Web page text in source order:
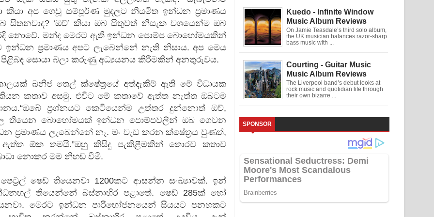
පද පෙළ
පද පෙළ
කියා අප ගෙවූ සම්පූර්ණ මුදලට නියමිත ඉන්ධන ප්‍රමාණය
සිතනවාද? ‘ඔව්’ කියා ඔබ සිතුවත් නිසැක වශයෙන්ම ඔබ
නොවේ. මන්ද මෙරට ඇති ඉන්ධන ‍පොම්ප බොහෝමයකින්
ඉන්ධන ප්‍රමාණය අපට ලැබෙන්නේ නැති නිසාය. අප මෙය
සොයා බලා කරුණු අධ්‍යයනය කිරීමකින් අනතුරුවය.
ඛනිජ තෙල් ක්ෂේත්‍රයේ අත්දැකීම් ඇති මේ විධායක
කියන කතාව අසමු. එවිට මේ කතාවේ ඇත්ත නැත්ත ඔබටම
ප්‍රශ්නයට කෙටියෙන්ම උත්තර දුන්නොත් ඔව්,
තියෙන බොහෝමයක් ඉන්ධන ‍පොම්පවලින් ඔබ ගෙවන
ප්‍රමාණය ලැබෙන්නේ නෑ. මං වැඩ කරන ක්ෂේත්‍රය වුණත්,
ඕක තමයි.”ඔහු කිසිදු පැකිළීමකින් තොරව කතාව
නොකර මම නිහඬ වීමි.
ෂෙඩ් තියෙනවා 1200කට ආසන්න සංඛ්‍යාවක්. ඉන්
තියෙන්නේ බස්නාහිර පළාතේ. ෂෙඩ් 285ක් හෝ
මෙරට ඉන්ධන පාරිභෝජනයෙන් සියයට පනහකට
Kuedo - Infinite Window
Music Album Reviews
On Jamie Teasdale’s third solo album,
the UK musician balances razor-sharp
bass music with ...
Courting - Guitar Music
Music Album Reviews
The Liverpool band’s debut looks at
rock music and quotidian life through
their own bizarre ...
SPONSOR